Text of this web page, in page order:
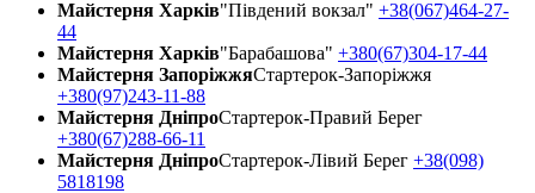
Майстерня Харків"Південий вокзал" +38(067)464-27-
44
Майстерня Харків"Барабашова" +380(67)304-17-44
Майстерня ЗапоріжжяСтартерок-Запоріжжя
+380(97)243-11-88
Майстерня ДнiпроСтартерок-Правий Берег
+380(67)288-66-11
Майстерня ДнiпроСтартерок-Лівий Берег +38(098)
5818198